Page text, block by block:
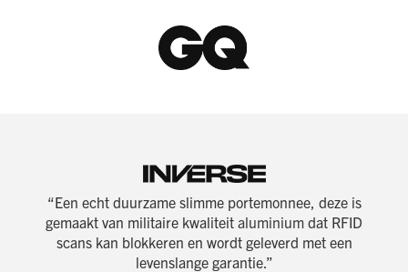
“Een echt duurzame slimme portemonnee, deze is
gemaakt van militaire kwaliteit aluminium dat RFID
scans kan blokkeren en wordt geleverd met een
levenslange garantie.”